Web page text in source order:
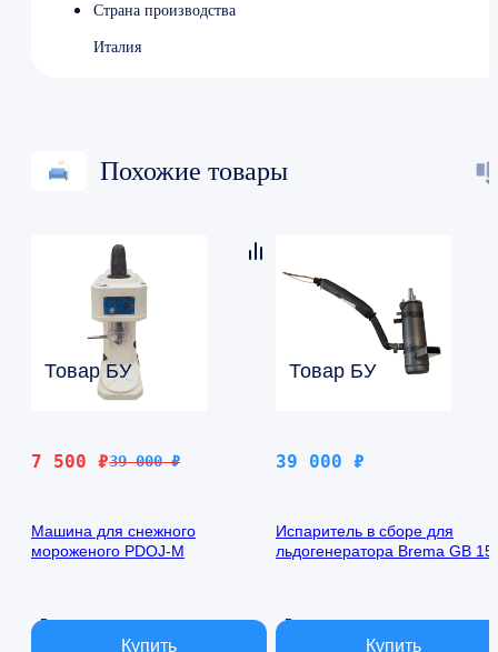
Страна производства
Италия
Похожие товары
Товар БУ
39 000₽
Первоначальная
39
7 500 ₽
Текущая
500 ₽.
Машина для снежного
мороженого PDOJ-M
В наличии
Товар БУ
39 000 ₽
Испаритель в сборе для
льдогенератора Brema GB
В наличии